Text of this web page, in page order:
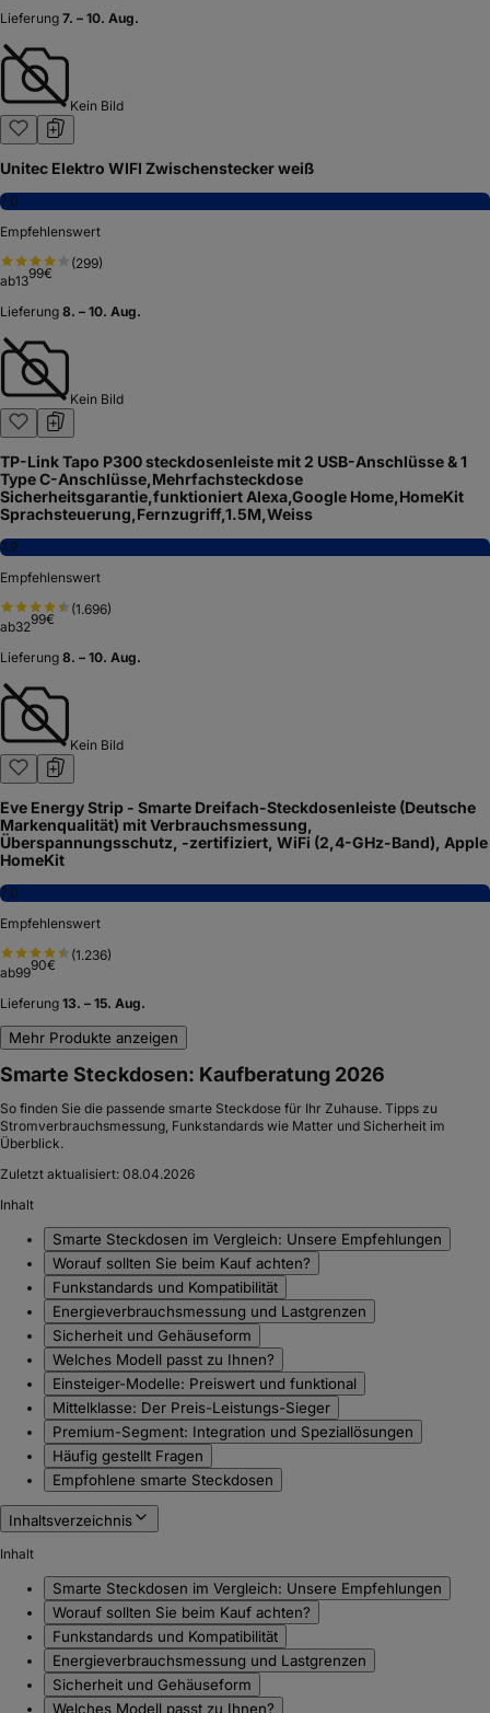
Lieferung 7. – 10. Aug.
Kein Bild
Unitec Elektro WIFI Zwischenstecker weiß
7,0
Empfehlenswert
(299)
ab1399€
Lieferung 8. – 10. Aug.
Kein Bild
TP-Link Tapo P300 steckdosenleiste mit 2 USB-Anschlüsse & 1
Type C-Anschlüsse,Mehrfachsteckdose
Sicherheitsgarantie,funktioniert Alexa,Google Home,HomeKit
Sprachsteuerung,Fernzugriff,1.5M,Weiss
7,9
Empfehlenswert
(1.696)
ab3299€
Lieferung 8. – 10. Aug.
Kein Bild
Eve Energy Strip - Smarte Dreifach-Steckdosenleiste (Deutsche
Markenqualität) mit Verbrauchsmessung,
Überspannungsschutz, -zertifiziert, WiFi (2,4-GHz-Band), Apple
HomeKit
7,0
Empfehlenswert
(1.236)
ab9990€
Lieferung 13. – 15. Aug.
Mehr Produkte anzeigen
Smarte Steckdosen: Kaufberatung 2026
So finden Sie die passende smarte Steckdose für Ihr Zuhause. Tipps zu
Stromverbrauchsmessung, Funkstandards wie Matter und Sicherheit im
Überblick.
Zuletzt aktualisiert: 08.04.2026
Inhalt
Smarte Steckdosen im Vergleich: Unsere Empfehlungen
Worauf sollten Sie beim Kauf achten?
Funkstandards und Kompatibilität
Energieverbrauchsmessung und Lastgrenzen
Sicherheit und Gehäuseform
Welches Modell passt zu Ihnen?
Einsteiger-Modelle: Preiswert und funktional
Mittelklasse: Der Preis-Leistungs-Sieger
Premium-Segment: Integration und Speziallösungen
Häufig gestellt Fragen
Empfohlene smarte Steckdosen
Inhaltsverzeichnis
Inhalt
Smarte Steckdosen im Vergleich: Unsere Empfehlungen
Worauf sollten Sie beim Kauf achten?
Funkstandards und Kompatibilität
Energieverbrauchsmessung und Lastgrenzen
Sicherheit und Gehäuseform
Welches Modell passt zu Ihnen?